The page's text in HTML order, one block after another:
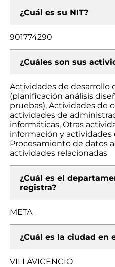
¿Cuál es su NIT?
901774290
¿Cuáles son sus
Actividades de desarrollo
(planificación análisis
pruebas), Actividades de
actividades de
informáticas, Otras
información y actividades
Procesamiento de datos
actividades relacionadas
¿Cuál es el
registra?
META
¿Cuál es la ciudad en
VILLAVICENCIO